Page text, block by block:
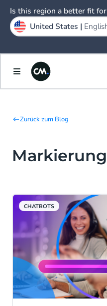
Zurück zum Blog
CHATBOTS
Is this region a better fit
United States |